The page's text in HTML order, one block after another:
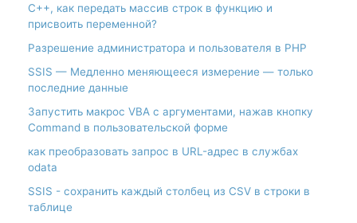
С++, как передать массив строк в функцию и
присвоить переменной?
Разрешение администратора и пользователя в PHP
SSIS — Медленно меняющееся измерение — только
последние данные
Запустить макрос VBA с аргументами, нажав кнопку
Command в пользовательской форме
как преобразовать запрос в URL-адрес в службах
odata
SSIS - сохранить каждый столбец из CSV в строки в
таблице